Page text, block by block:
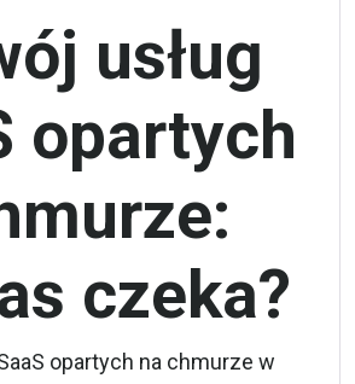
usług
opartych
czeka?
opartych na chmurze w